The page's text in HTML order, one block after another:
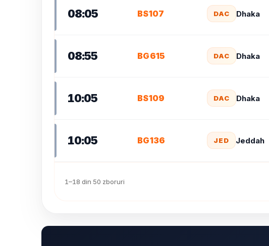
08:05 BS107 DAC Dhaka
08:55 BG615 DAC Dhaka
10:05 BS109 DAC Dhaka
10:05 BG136 JED Jeddah
1–18 din 50 zboruri